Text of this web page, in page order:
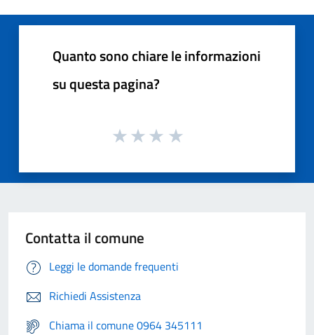
Quanto sono chiare le informazioni
su questa pagina?
Contatta il comune
Leggi le domande frequenti
Richiedi Assistenza
Chiama il comune 0964 345111